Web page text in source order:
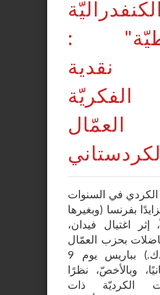
:
نقدية
الفكريّة
الكردستاني
في السنوات
بفرنسا (وبغيرها
إثر اغتيال فيدان،
بحزب العمّال
الكردستاني (ح.ع.ك.) بباريس يوم 9
وثانيًا، وبالأخصّ، نظرًا
الكرديّة ذات